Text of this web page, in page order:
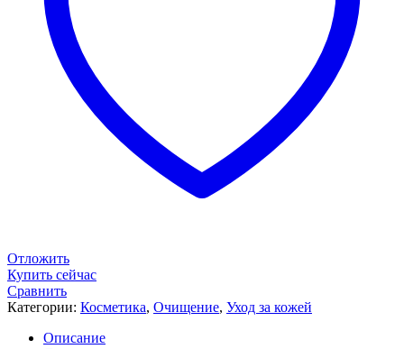
Отложить
Купить сейчас
Сравнить
Категории: Косметика, Очищение, Уход за кожей
Описание